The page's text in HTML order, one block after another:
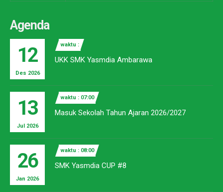
Agenda
12
Des 2026
waktu :
UKK SMK Yasmdia Ambarawa
13
Jul 2026
waktu : 07:00
Masuk Sekolah Tahun Ajaran 2026/2027
26
Jan 2026
waktu : 08:00
SMK Yasmdia CUP #8